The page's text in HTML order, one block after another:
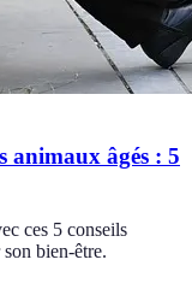
animaux âgés : 5
ces 5 conseils
bien-être.